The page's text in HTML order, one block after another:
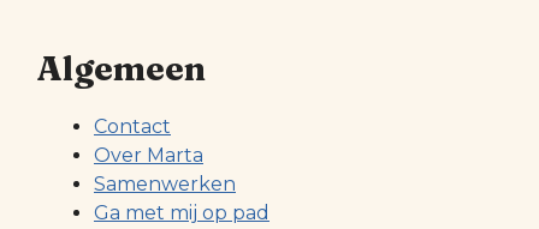
Algemeen
Contact
Over Marta
Samenwerken
Ga met mij op pad